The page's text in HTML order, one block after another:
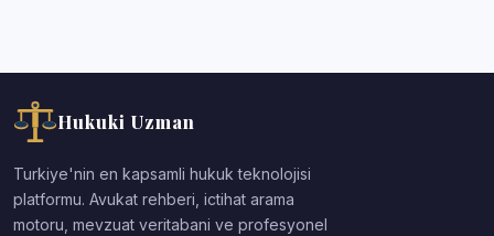
Hukuki Uzman
Turkiye'nin en kapsamli hukuk teknolojisi
platformu. Avukat rehberi, ictihat arama
motoru, mevzuat veritabani ve profesyonel